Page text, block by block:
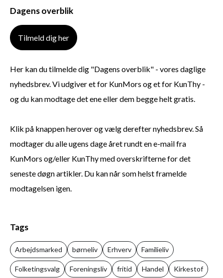
Dagens overblik
Tilmeld dig her
Her kan du tilmelde dig "Dagens overblik" - vores daglige
nyhedsbrev. Vi udgiver et for KunMors og et for KunThy -
og du kan modtage det ene eller dem begge helt gratis.
Klik på knappen herover og vælg derefter nyhedsbrev. Så
modtager du alle ugens dage året rundt en e-mail fra
KunMors og/eller KunThy med overskrifterne for det
seneste døgn artikler. Du kan når som helst framelde
modtagelsen igen.
Tags
Arbejdsmarked børneliv Erhverv Familieliv
Folketingsvalg Foreningsliv fritid Handel Kirkestof